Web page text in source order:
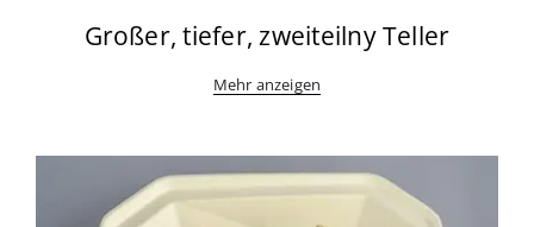
Großer, tiefer, zweiteilny Teller
Mehr anzeigen